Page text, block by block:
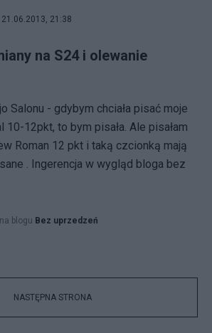
21.06.2013, 21:38
na S24 i olewanie
Salonu - gdybym chciała pisać moje
10-12pkt, to bym pisała. Ale pisałam
Roman 12 pkt i taką czcionką mają
. Ingerencja w wygląd bloga bez
na blogu Bez uprzedzeń
NASTĘPNA STRONA